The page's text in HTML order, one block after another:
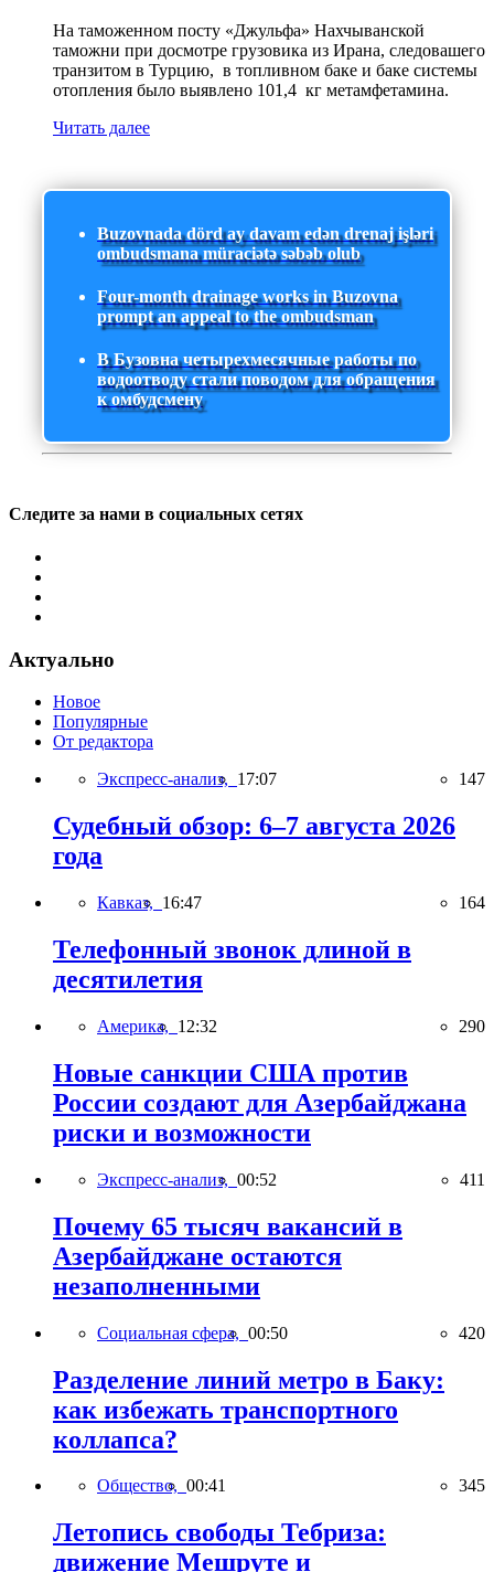
На таможенном посту «Джульфа» Нахчыванской
таможни при досмотре грузовика из Ирана, следовашего
транзитом в Турцию, в топливном баке и баке системы
отопления было выявлено 101,4 кг метамфетамина.
Читать далее
Buzovnada dörd ay davam edən drenaj işləri
ombudsmana müraciətə səbəb olub
Four-month drainage works in Buzovna
prompt an appeal to the ombudsman
В Бузовна четырехмесячные работы по
водоотводу стали поводом для обращения
к омбудсмену
Следите за нами в социальных сетях
Актуально
Новое
Популярные
От редактора
Экспресс-анализ, 17:07 147
Судебный обзор: 6–7 августа 2026
года
Кавказ, 16:47 164
Телефонный звонок длиной в
десятилетия
Америка, 12:32 290
Новые санкции США против
России создают для Азербайджана
риски и возможности
Экспресс-анализ, 00:52 411
Почему 65 тысяч вакансий в
Азербайджане остаются
незаполненными
Социальная сфера, 00:50 420
Разделение линий метро в Баку:
как избежать транспортного
коллапса?
Общество, 00:41 345
Летопись свободы Тебриза:
движение Мешруте и